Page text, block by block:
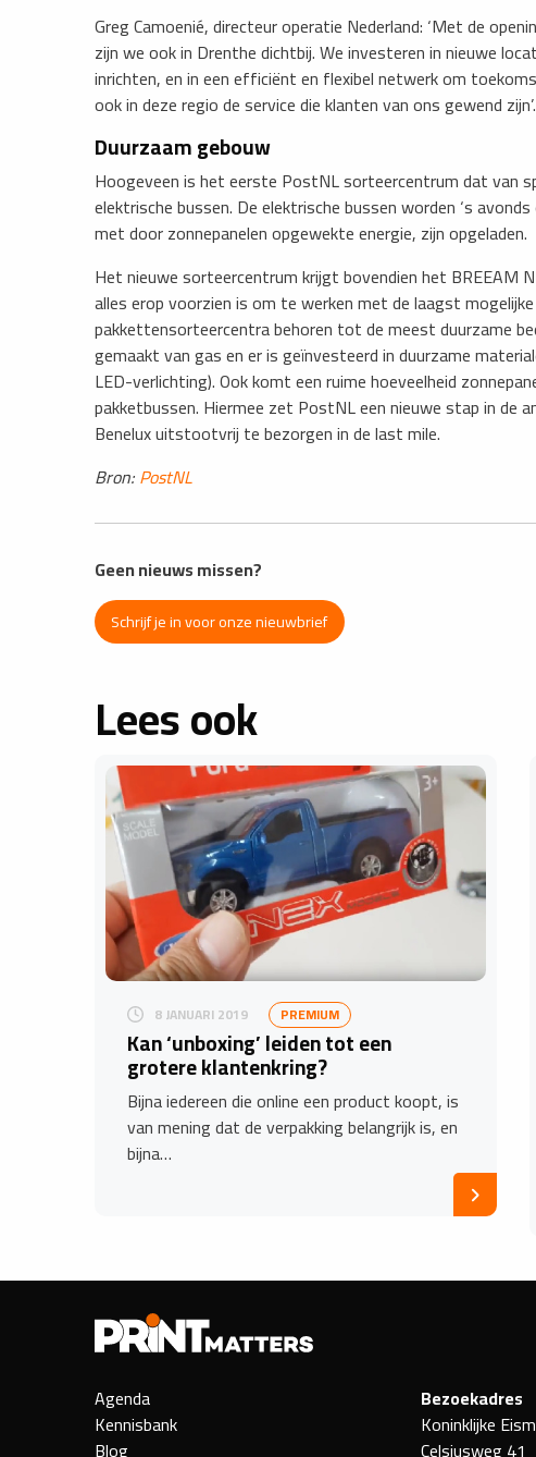
Greg Camoenié, directeur operatie Nederland: ‘Met de
zijn we ook in Drenthe dichtbij. We investeren in nieuwe
inrichten, en in een efficiënt en flexibel netwerk om
ook in deze regio de service die klanten van ons gewend zijn’.
Duurzaam gebouw
Hoogeveen is het eerste PostNL sorteercentrum dat van
elektrische bussen. De elektrische bussen worden ‘s
met door zonnepanelen opgewekte energie, zijn opgeladen.
Het nieuwe sorteercentrum krijgt bovendien het BREEAM
alles erop voorzien is om te werken met de laagst
pakkettensorteercentra behoren tot de meest duurzame
gemaakt van gas en er is geïnvesteerd in duurzame
LED-verlichting). Ook komt een ruime hoeveelheid
pakketbussen. Hiermee zet PostNL een nieuwe stap in de
Benelux uitstootvrij te bezorgen in de last mile.
Bron:PostNL
Geen nieuws missen?
Schrijf je in voor onze nieuwbrief
Lees ook
8 JANUARI 2019 PREMIUM
Kan ‘unboxing’ leiden tot een
grotere klantenkring?
Bijna iedereen die online een product koopt, is
van mening dat de verpakking belangrijk is, en
bijna…
Agenda
Kennisbank
Bezoekadres
Koninklijke